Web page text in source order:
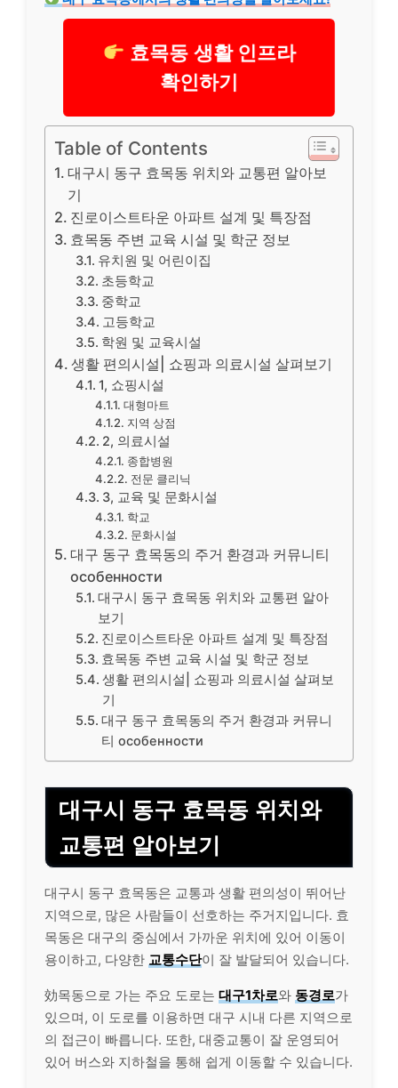
효목동 생활 인프라
확인하기
Table of Contents
대구시 동구 효목동 위치와 교통편 알아보
기
진로이스트타운 아파트 설계 및 특장점
효목동 주변 교육 시설 및 학군 정보
유치원 및 어린이집
초등학교
중학교
고등학교
학원 및 교육시설
생활 편의시설| 쇼핑과 의료시설 살펴보기
1, 쇼핑시설
대형마트
지역 상점
2, 의료시설
종합병원
전문 클리닉
3, 교육 및 문화시설
학교
문화시설
대구 동구 효목동의 주거 환경과 커뮤니티
особенности
대구시 동구 효목동 위치와 교통편 알아
보기
진로이스트타운 아파트 설계 및 특장점
효목동 주변 교육 시설 및 학군 정보
생활 편의시설| 쇼핑과 의료시설 살펴보
기
대구 동구 효목동의 주거 환경과 커뮤니
티 особенности
대구시 동구 효목동 위치와
교통편 알아보기
대구시 동구 효목동은 교통과 생활 편의성이 뛰어난
지역으로, 많은 사람들이 선호하는 주거지입니다. 효
목동은 대구의 중심에서 가까운 위치에 있어 이동이
용이하고, 다양한 교통수단이 잘 발달되어 있습니다.
効목동으로 가는 주요 도로는 대구1차로와 동경로가
있으며, 이 도로를 이용하면 대구 시내 다른 지역으로
의 접근이 빠릅니다. 또한, 대중교통이 잘 운영되어
있어 버스와 지하철을 통해 쉽게 이동할 수 있습니다.